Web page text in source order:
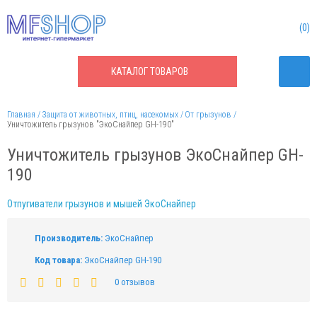
КАТАЛОГТОВАРОВ
0
Главная Защита от животных, птиц, насекомых
От грызунов
Уничтожитель грызунов "ЭкоСнайпер GH-190"
Уничтожитель грызунов ЭкоСнайпер GH-
190
Отпугиватели грызунов и мышей ЭкоСнайпер
Производитель: ЭкоСнайпер
Код товара: ЭкоСнайпер GH-190
0 отзывов